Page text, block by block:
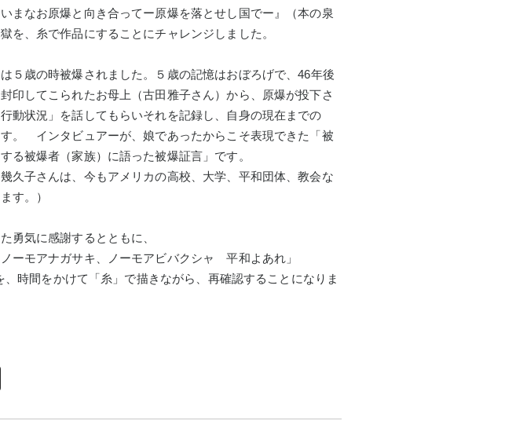
まなお原爆と向き合ってー原爆を落とせし国でー』（本の泉
を、糸で作品にすることにチャレンジしました。
５歳の時被爆されました。５歳の記憶はおぼろげで、46年後
印してこられたお母上（古田雅子さん）から、原爆が投下さ
動状況」を話してもらいそれを記録し、自身の現在までの
す。 インタビュアーが、娘であったからこそ表現できた「被
る被爆者（家族）に語った被爆証言」です。
幾久子さんは、今もアメリカの高校、大学、平和団体、教会な
す。）
勇気に感謝するとともに、
ノーモアナガサキ、ノーモアビバクシャ 平和よあれ」
、時間をかけて「糸」で描きながら、再確認することになりま